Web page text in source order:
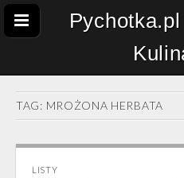
TAG: MROŻONA HERBATA
LISTY